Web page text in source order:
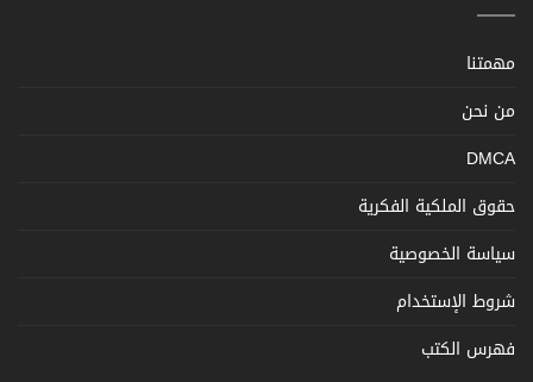
مهمتنا
من نحن
DMCA
حقوق الملكية الفكرية
سياسة الخصوصية
شروط الإستخدام
فهرس الكتب